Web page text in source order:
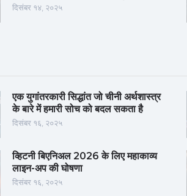
दिसंबर १४, २०२५
एक युगांतरकारी सिद्धांत जो चीनी अर्थशास्त्र
के बारे में हमारी सोच को बदल सकता है
दिसंबर १६, २०२५
व्हिटनी बिएनिअल 2026 के लिए महाकाव्य
लाइन-अप की घोषणा
दिसंबर १६, २०२५